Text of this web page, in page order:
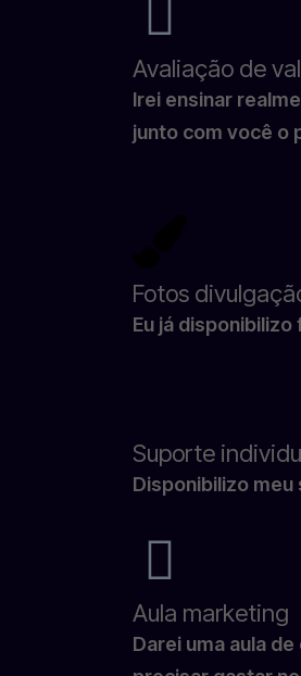
Avaliação de
Irei ensinar
junto com você o
Fotos
Eu já
Suporte
Disponibilizo
Aula marketing
Darei uma aula